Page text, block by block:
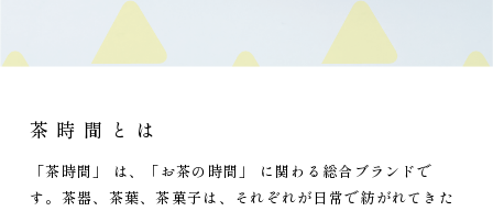
茶時間とは
「茶時間」 は、「お茶の時間」 に関わる総合ブランドで
す。茶器、茶葉、茶菓子は、それぞれが日常で紡がれてきた